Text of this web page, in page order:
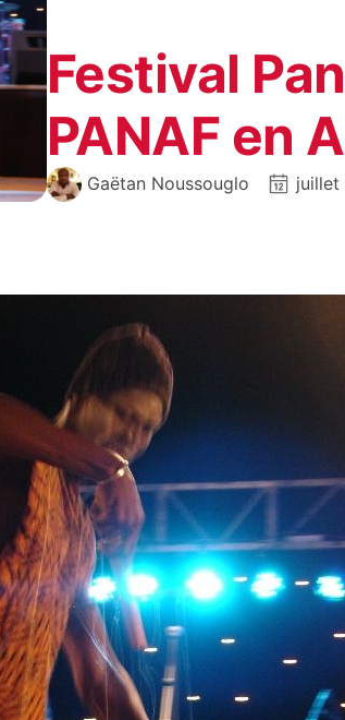
Festival
PANAF en
Gaëtan Noussouglo juillet